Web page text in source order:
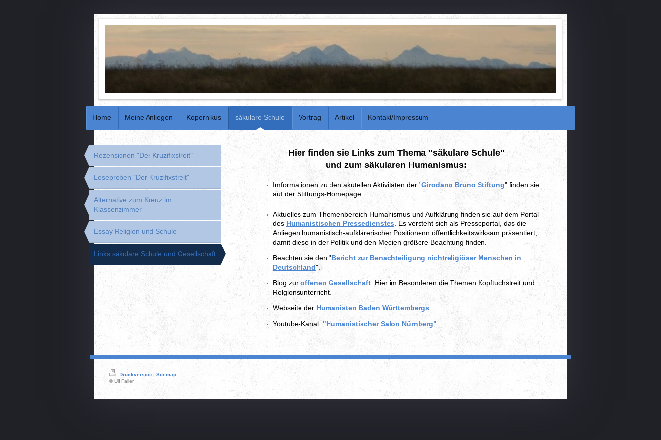
Home Meine Anliegen Kopernikus säkulare Schule Vortrag Artikel Kontakt/Impressum
Hier finden sie Links zum Thema "säkulare Schule"
und zum säkularen Humanismus:
Imformationen zu den akutellen Aktivitäten der "Girodano Bruno Stiftung" finden sie
auf der Stiftungs-Homepage.
Aktuelles zum Themenbereich Humanismus und Aufklärung finden sie auf dem Portal
des Humanistischen Pressedienstes. Es versteht sich als Presseportal, das die
Anliegen humanistisch-aufklärerischer Positionenn öffentlichkeitswirksam präsentiert,
damit diese in der Politik und den Medien größere Beachtung finden.
Beachten sie den "Bericht zur Benachteiligung nichtreligiöser Menschen in
Deutschland".
Blog zur offenen Gesellschaft: Hier im Besonderen die Themen Kopftuchstreit und
Relgionsunterricht.
Webseite der Humanisten Baden Württembergs.
Youtube-Kanal:"Humanistischer Salon Nürnberg".
Rezensionen "Der Kruzifixstreit"
Leseproben "Der Kruzifixstreit"
Alternative zum Kreuz im
Klassenzimmer
Essay Religion und Schule
Links säkulare Schule und Gesellschaft
Druckversion | Sitemap
© Ulf Faller